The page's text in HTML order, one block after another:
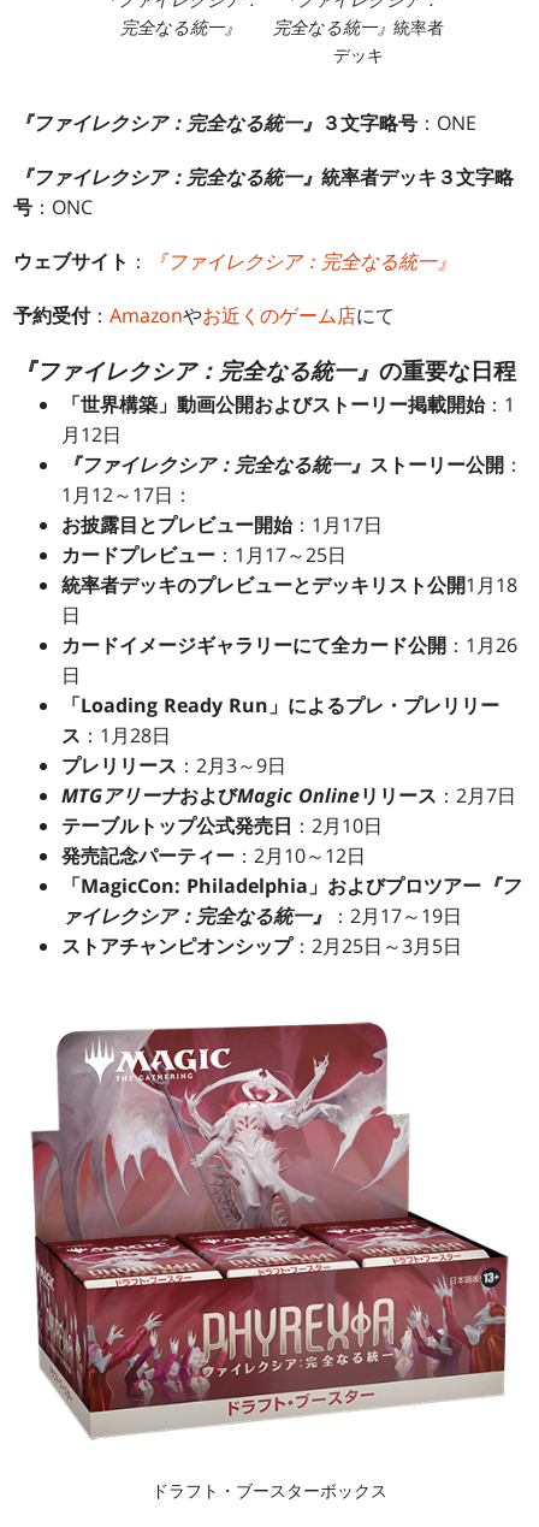
完全なる統一』
完全なる統一』統率者
デッキ
『ファイレクシア：完全なる統一』 ３文字略号 ：ONE
『ファイレクシア：完全なる統一』統率者デッキ３文字略
号 ：ONC
ウェブサイト ： 『ファイレクシア：完全なる統一』
予約受付：Amazonやお近くのゲーム店にて
『ファイレクシア：完全なる統一』の重要な日程
「世界構築」動画公開およびストーリー掲載開始：1
月12日
『ファイレクシア：完全なる統一』 ストーリー公開 ：
1月12～17日：
お披露目とプレビュー開始：1月17日
カードプレビュー ：1月17～25日
統率者デッキのプレビューとデッキリスト公開1月18
日
カードイメージギャラリーにて全カード公開 ：1月26
日
「Loading Ready Run」によるプレ・プレリリー
ス ：1月28日
プレリリース ：2月3～9日
MTGアリーナおよびMagic Onlineリリース ：2月7日
テーブルトップ公式発売日 ：2月10日
発売記念パーティー ：2月10～12日
「MagicCon: Philadelphia」およびプロツアー 『フ
ァイレクシア：完全なる統一』
：2月17～19日
ストアチャンピオンシップ：2月25日～3月5日
ドラフト・ブースターボックス